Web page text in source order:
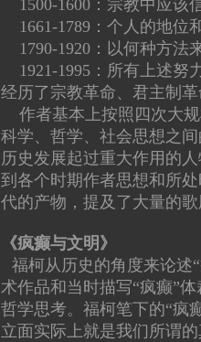
1500-1600：宗教中应该
1661-1789：个人的地位
1790-1920：以何种方法
1921-1995：所有上述努
经历了宗教革命、君主制
作者基本上按照四次大规
科学、哲学、社会思想之
历史发展起过重大作用的
到各个时期作者思想和所
代的产物，提及了大量的
《疯癫与文明》
福柯从历史的角度来论述
术作品和当时描写“疯癫”
哲学思考。福柯笔下的“疯
立面实际上就是我们所谓